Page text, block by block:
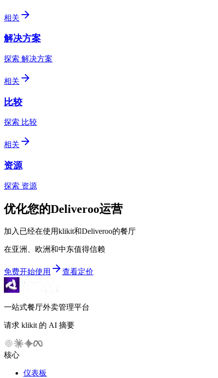
相关
解决方案
探索 解决方案
相关
比较
探索 比较
相关
资源
探索 资源
优化您的Deliveroo运营
加入已经在使用klikit和Deliveroo的餐厅
在亚洲、欧洲和中东值得信赖
免费开始使用 查看定价
一站式餐厅外卖管理平台
请求 klikit 的 AI 摘要
核心
仪表板